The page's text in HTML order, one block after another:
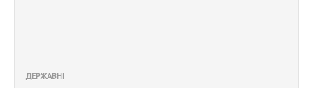
ДЕРЖАВНІ